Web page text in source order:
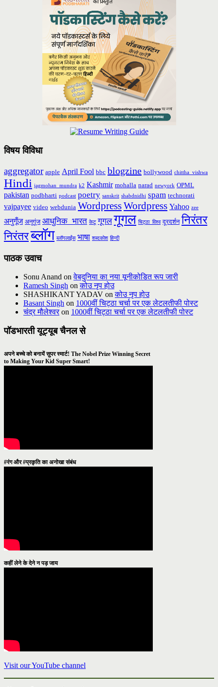
विषय विविधा
aggregator apple April Fool bbc blogzine bollywood chittha_vishwa
Hindi jagmohan_mundra k2 Kashmir mohalla narad newyork OPML
pakistan podbharti podcast poetry sanskrit shabdnidhi spam technorati
vajpayee video webdunia WordpressWordpress Yahoo zee
अनुगूँज अनुगूंज आधुनिक_भारत केटू गूगल गूगल चिट्ठा_विश्व दूरदर्शन निरंतर
निरंतरब्लॉग ब्लॉगलाईंस भाषा शब्दकोश हिन्दी
पाठक उवाच
Sonu Anand onवेबदुनिया का नया यूनीकोडित रूप जारी
Ramesh Singh onकोउ नृप होउ
SHASHIKANT YADAV onकोउ नृप होउ
Basant Singh on 1000वीं चिट्ठा चर्चा पर एक लेटलतीफी पोस्ट
चंद्र मौलेश्वरon 1000वीं चिट्ठा चर्चा पर एक लेटलतीफी पोस्ट
पॉडभारती यूट्यूब चैनल से
अपने बच्चे को बनायें सुपर स्मार्ट! The Nobel Prize Winning Secret
to Making Your Kid Super Smart!
#रंग और #प्रकृति का अनोखा संबंध
कहीं लेने के देने न पड़ जाय
Visit our YouTube channel